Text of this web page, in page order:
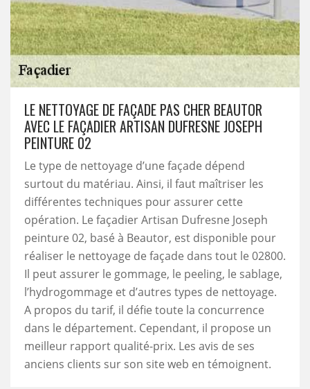
LE NETTOYAGE DE FAÇADE PAS CHER BEAUTOR
AVEC LE FAÇADIER ARTISAN DUFRESNE JOSEPH
PEINTURE 02
Le type de nettoyage d’une façade dépend
surtout du matériau. Ainsi, il faut maîtriser les
différentes techniques pour assurer cette
opération. Le façadier Artisan Dufresne Joseph
peinture 02, basé à Beautor, est disponible pour
réaliser le nettoyage de façade dans tout le 02800.
Il peut assurer le gommage, le peeling, le sablage,
l’hydrogommage et d’autres types de nettoyage.
A propos du tarif, il défie toute la concurrence
dans le département. Cependant, il propose un
meilleur rapport qualité-prix. Les avis de ses
anciens clients sur son site web en témoignent.